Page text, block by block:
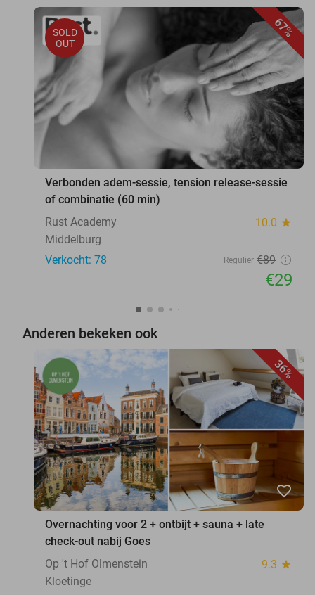
67%
SOLD
OUT
Verbonden adem-sessie, tension release-sessie
of combinatie (60 min)
Rust Academy
10.0 star
Middelburg
Verkocht: 78
Regulier €89
€29
Anderen bekeken ook
36%
favorite_border
Overnachting voor 2 + ontbijt + sauna + late
check-out nabij Goes
Op 't Hof Olmenstein
9.3 star
Kloetinge